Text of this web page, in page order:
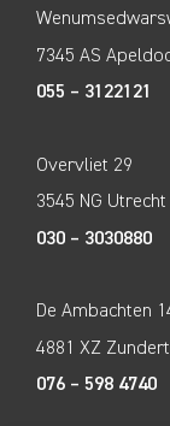
7345 AS
055 – 3122121
Overvliet 29
3545 NG Utrecht
030 – 3030880
De Ambachten
4881 XZ Zundert
076 – 598 4740